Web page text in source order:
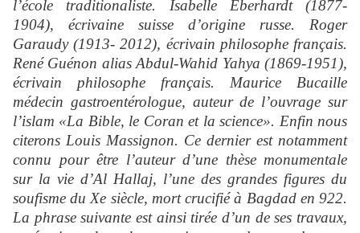
l’école traditionaliste. Isabelle Eberhardt (1877-
1904), écrivaine suisse d’origine russe. Roger
Garaudy (1913- 2012), écrivain philosophe français.
René Guénon alias Abdul-Wahid Yahya (1869-1951),
écrivain philosophe français. Maurice Bucaille
médecin gastroentérologue, auteur de l’ouvrage sur
l’islam «La Bible, le Coran et la science». Enfin nous
citerons Louis Massignon. Ce dernier est notamment
connu pour être l’auteur d’une thèse monumentale
sur la vie d’Al Hallaj, l’une des grandes figures du
soufisme du Xe siècle, mort crucifié à Bagdad en 922.
La phrase suivante est ainsi tirée d’un de ses travaux,